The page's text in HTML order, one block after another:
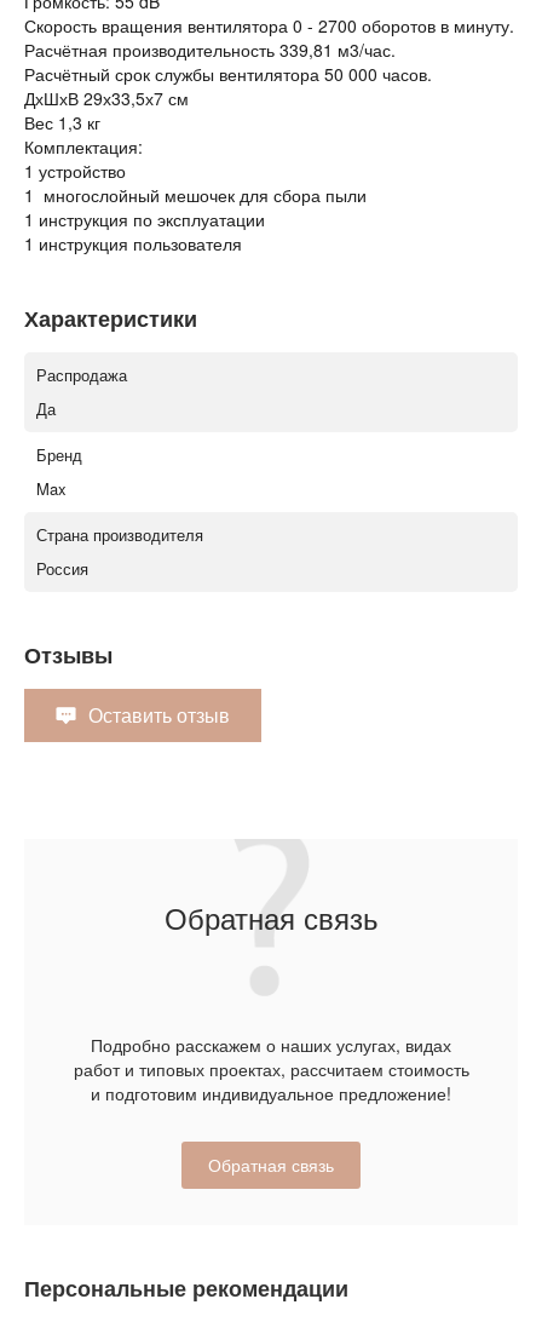
Скорость вращения вентилятора 0 - 2700 оборотов в минуту.
Расчётная производительность 339,81 м3/час.
Расчётный срок службы вентилятора 50 000 часов.
ДхШхВ 29х33,5х7 см
Вес 1,3 кг
Комплектация:
1 устройство
1 многослойный мешочек для сбора пыли
1 инструкция по эксплуатации
1 инструкция пользователя
Характеристики
Распродажа
Да
Бренд
Max
Страна производителя
Россия
Отзывы
Оставить отзыв
Обратная связь
Подробно расскажем о наших услугах, видах
работ и типовых проектах, рассчитаем стоимость
и подготовим индивидуальное предложение!
Обратная связь
Персональные рекомендации